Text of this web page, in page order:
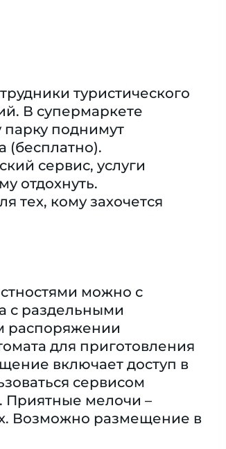
туристического
В супермаркете
парку поднимут
(бесплатно).
сервис, услуги
отдохнуть.
тех, кому захочется
можно с
с раздельными
распоряжении
для приготовления
включает доступ в
сервисом
Приятные мелочи –
Возможно размещение в